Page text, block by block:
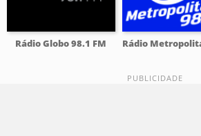
Rádio Globo 98.1 FM